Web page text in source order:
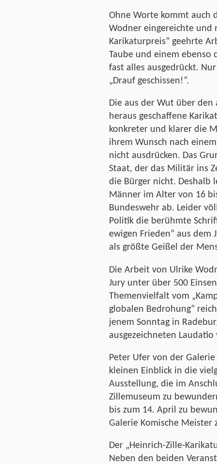
Ohne Worte kommt auch
Wodner eingereichte und
Karikaturpreis“ geehrte
Taube und einem ebenso
fast alles ausgedrückt.
„Drauf geschissen!“.
Die aus der Wut über
heraus geschaffene
konkreter und klarer die
ihrem Wunsch nach
nicht ausdrücken. Das
Staat, der das Militär ins
die Bürger nicht. Deshalb
Männer im Alter von 16
Bundeswehr ab. Leider
Politik die berühmte
ewigen Frieden“ aus dem
als größte Geißel der
Die Arbeit von Ulrike
Jury unter über 500
Themenvielfalt vom
globalen Bedrohung“
jenem Sonntag in
ausgezeichneten
Peter Ufer von der
kleinen Einblick in die
Ausstellung, die im
Zillemuseum zu
bis zum 14. April zu
Galerie Komische Meister
Der „Heinrich-Zille-
Neben den beiden